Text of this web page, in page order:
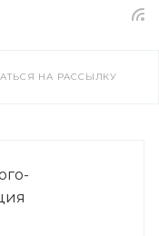
НА РАССЫЛКУ